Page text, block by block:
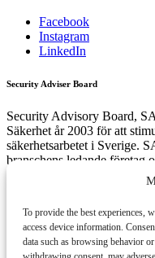
To provide the best experiences,
access device information.
data such as browsing behavior
Facebook
Instagram
LinkedIn
Security Adviser Board
Security Advisory Board,
Säkerhet år 2003 för att
säkerhetsarbetet i Sverige.
branschens ledande företag
fyra gånger per år och
Få den senaste